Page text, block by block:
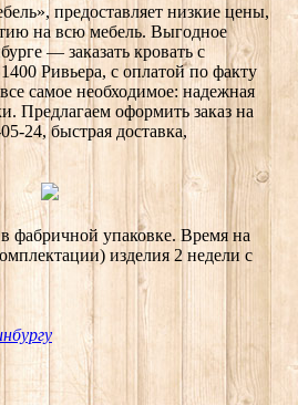
предоставляет низкие цены,
на всю мебель. Выгодное
— заказать кровать с
Ривьера, с оплатой по факту
самое необходимое: надежная
Предлагаем оформить заказ на
24, быстрая доставка,
в фабричной упаковке. Время на
изделия 2 недели с